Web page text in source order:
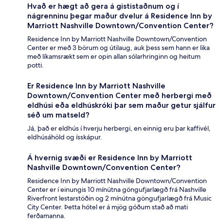
Hvað er hægt að gera á gististaðnum og í
nágrenninu þegar maður dvelur á Residence Inn by
Marriott Nashville Downtown/Convention Center?
Residence Inn by Marriott Nashville Downtown/Convention
Center er með 3 börum og útilaug, auk þess sem hann er lika
með líkamsrækt sem er opin allan sólarhringinn og heitum
potti.
Er Residence Inn by Marriott Nashville
Downtown/Convention Center með herbergi með
eldhúsi eða eldhúskróki þar sem maður getur sjálfur
séð um matseld?
Já, það er eldhús í hverju herbergi, en einnig eru þar kaffivél,
eldhúsáhöld og ísskápur.
Á hvernig svæði er Residence Inn by Marriott
Nashville Downtown/Convention Center?
Residence Inn by Marriott Nashville Downtown/Convention
Center er í einungis 10 mínútna göngufjarlægð frá Nashville
Riverfront lestarstöðin og 2 mínútna göngufjarlægð frá Music
City Center. Þetta hótel er á mjög góðum stað að mati
ferðamanna.